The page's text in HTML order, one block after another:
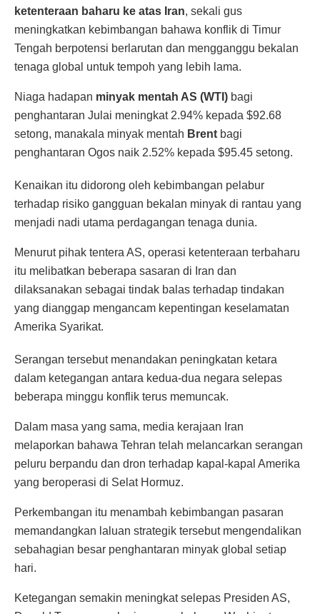
ketenteraan baharu ke atas Iran, sekali gus
meningkatkan kebimbangan bahawa konflik di Timur
Tengah berpotensi berlarutan dan mengganggu bekalan
tenaga global untuk tempoh yang lebih lama.
Niaga hadapan minyak mentah AS (WTI) bagi
penghantaran Julai meningkat 2.94% kepada $92.68
setong, manakala minyak mentah Brent bagi
penghantaran Ogos naik 2.52% kepada $95.45 setong.
Kenaikan itu didorong oleh kebimbangan pelabur
terhadap risiko gangguan bekalan minyak di rantau yang
menjadi nadi utama perdagangan tenaga dunia.
Menurut pihak tentera AS, operasi ketenteraan terbaharu
itu melibatkan beberapa sasaran di Iran dan
dilaksanakan sebagai tindak balas terhadap tindakan
yang dianggap mengancam kepentingan keselamatan
Amerika Syarikat.
Serangan tersebut menandakan peningkatan ketara
dalam ketegangan antara kedua-dua negara selepas
beberapa minggu konflik terus memuncak.
Dalam masa yang sama, media kerajaan Iran
melaporkan bahawa Tehran telah melancarkan serangan
peluru berpandu dan dron terhadap kapal-kapal Amerika
yang beroperasi di Selat Hormuz.
Perkembangan itu menambah kebimbangan pasaran
memandangkan laluan strategik tersebut mengendalikan
sebahagian besar penghantaran minyak global setiap
hari.
Ketegangan semakin meningkat selepas Presiden AS,